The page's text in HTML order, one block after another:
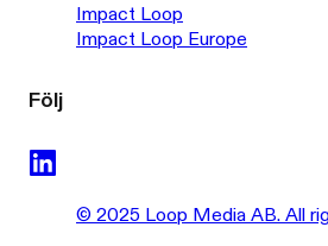
Impact Loop
Impact Loop Europe
Följ
© 2025 Loop Media AB. All